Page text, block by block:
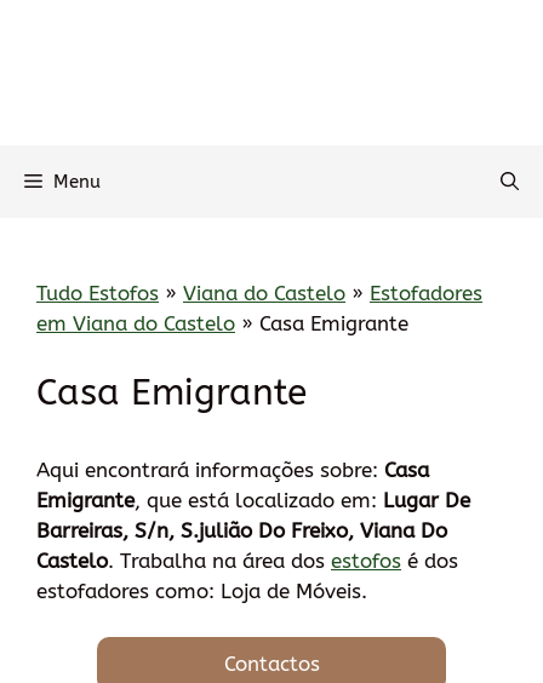
Menu
Tudo Estofos » Viana do Castelo » Estofadores
em Viana do Castelo » Casa Emigrante
Casa Emigrante
Aqui encontrará informações sobre: Casa
Emigrante, que está localizado em: Lugar De
Barreiras, S/n, S.julião Do Freixo, Viana Do
Castelo. Trabalha na área dos estofos é dos
estofadores como: Loja de Móveis.
Contactos